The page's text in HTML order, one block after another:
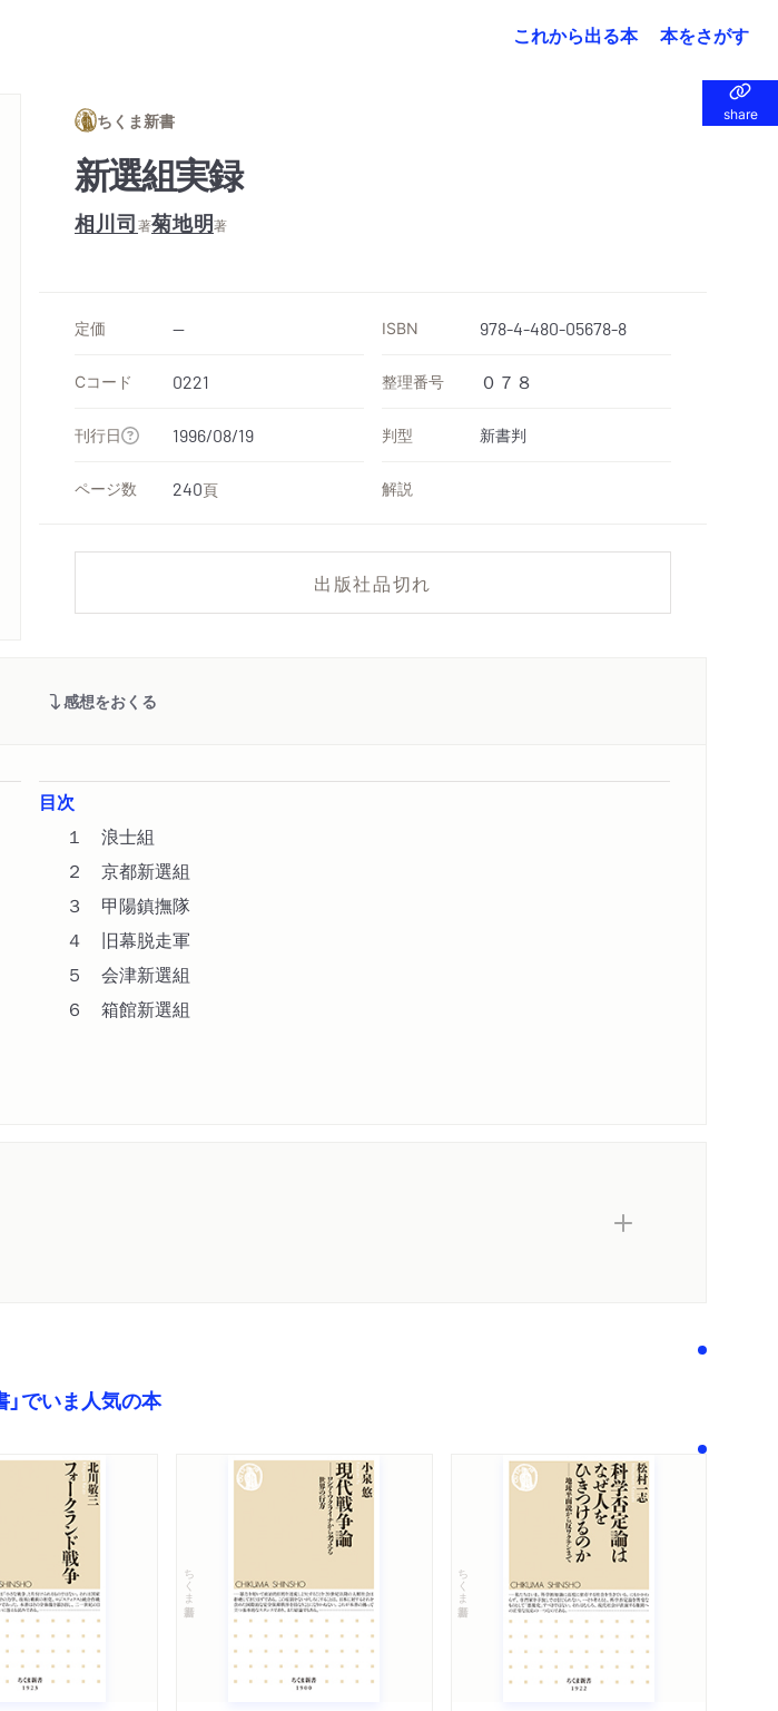
これから出る本 本をさがす
share
share
ちくま新書
新選組実録
相川司著菊地明著
定価 -- ISBN 978-4-480-05678-8
Cコード 0221 整理番号 ０７８
刊行日 1996/08/19 判型 新書判
ページ数 240頁 解説
出版社品切れ
感想をおくる
目次
１ 浪士組
２ 京都新選組
３ 甲陽鎮撫隊
４ 旧幕脱走軍
５ 会津新選組
６ 箱館新選組
」でいま人気の本
ちくま新書 ちくま新書